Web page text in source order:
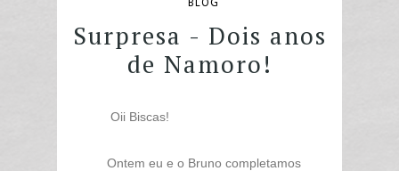
BLOG
Surpresa - Dois anos
de Namoro!
Oii Biscas!
Ontem eu e o Bruno completamos